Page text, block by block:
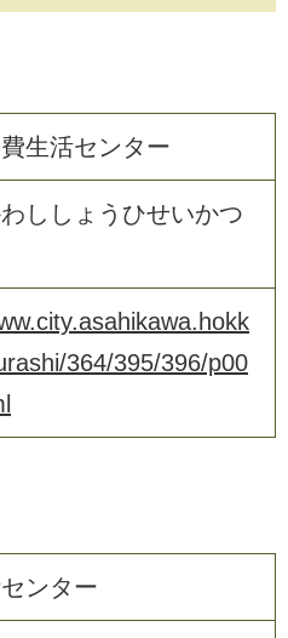
生活センター
ししょうひせいかつ
364/395/396/p00
ンター